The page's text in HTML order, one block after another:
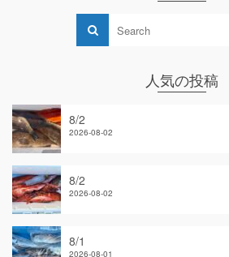
人気の投稿
8/2
2026-08-02
8/2
2026-08-02
8/1
2026-08-01